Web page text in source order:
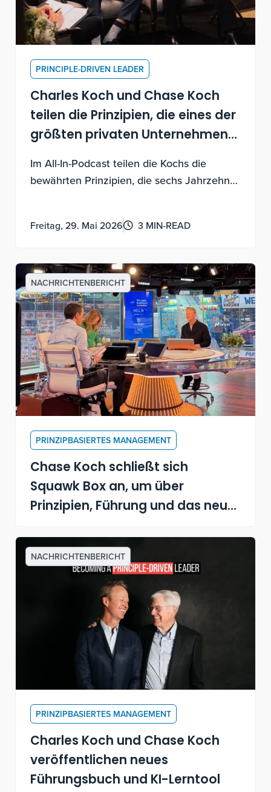
PRINCIPLE-DRIVEN LEADER
Charles Koch und Chase Koch
teilen die Prinzipien, die eines der
größten privaten Unternehmen
Amerikas antreiben
Im All-In-Podcast teilen die Kochs die
bewährten Prinzipien, die sechs Jahrzehnte
Freitag, 29. Mai 2026 3 MIN-READ
NACHRICHTENBERICHT
PRINZIPBASIERTES MANAGEMENT
Chase Koch schließt sich
Squawk Box an, um über
Prinzipien, Führung und das neue
Driven Leader" zu sprechen
NACHRICHTENBERICHT
PRINZIPBASIERTES MANAGEMENT
Charles Koch und Chase Koch
veröffentlichen neues
Führungsbuch und KI-Lerntool